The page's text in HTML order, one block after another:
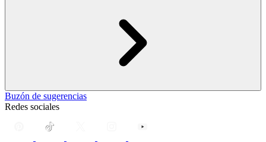
Buzón de sugerencias
Redes sociales